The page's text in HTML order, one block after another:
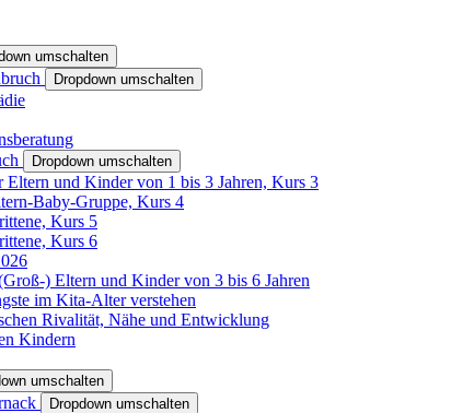
umschalten
Dropdown umschalten
Dropdown umschalten
und Kinder von 1 bis 3 Jahren, Kurs 3
Baby-Gruppe, Kurs 4
Kurs 5
Kurs 6
) Eltern und Kinder von 3 bis 6 Jahren
im Kita-Alter verstehen
Rivalität, Nähe und Entwicklung
Kindern
umschalten
Dropdown umschalten